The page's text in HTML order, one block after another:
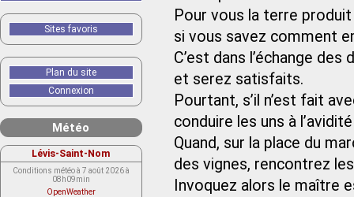
Pour vous la terre
si vous savez comment
C’est dans l’échange
et serez satisfaits.
Pourtant, s’il n’est fait
conduire les uns à
Quand, sur la place du
des vignes, rencontrez
Invoquez alors le maître
Sites favoris
Plan du site
Connexion
Météo
Lévis-Saint-Nom
Conditions météo à 7 août 2026 à
08h09min
OpenWeather